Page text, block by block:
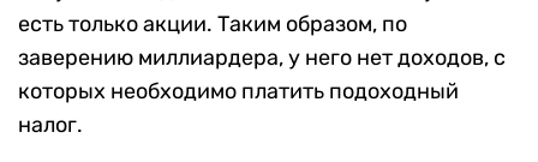
есть только акции. Таким образом, по
заверению миллиардера, у него нет доходов, с
которых необходимо платить подоходный
налог.